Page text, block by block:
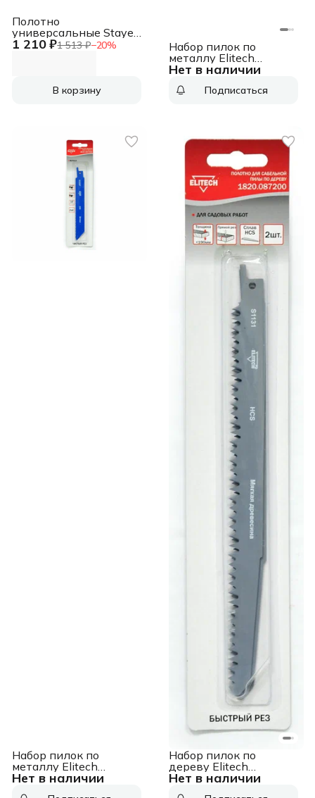
1 210 ₽1 513 ₽−20%
Полотно
универсальные Stayer
159460-H3 3пред.
В корзину
Нет в наличии
Набор пилок по
металлу Elitech
1820.087600 2пред.
Подписаться
Нет в наличии
Набор пилок по
металлу Elitech
1820.087500 2пред.
Нет в наличии
Набор пилок по
дереву Elitech
1820.087200 2пред.